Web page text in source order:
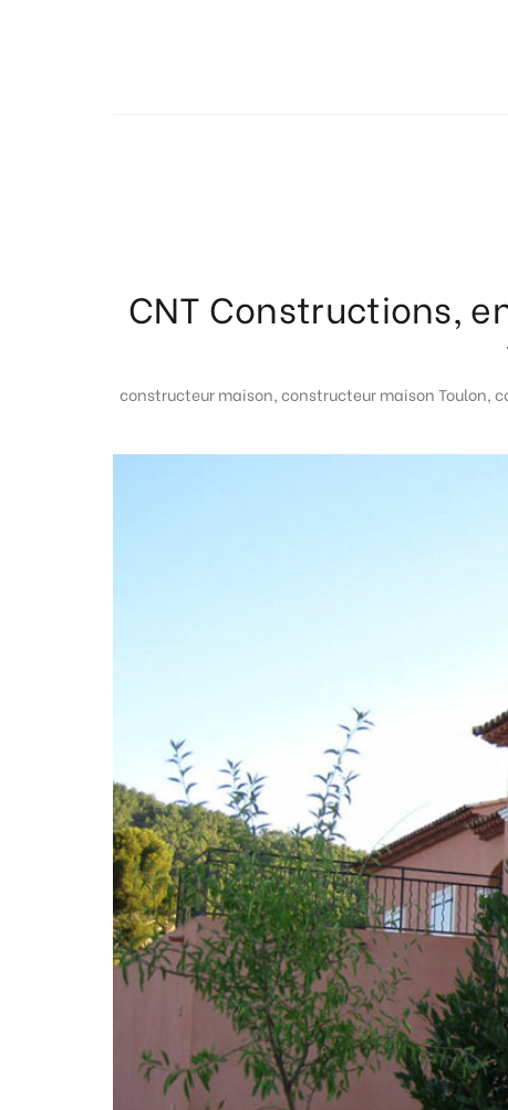
CNT Constructions,
constructeur maison,constructeur maison Toulon,